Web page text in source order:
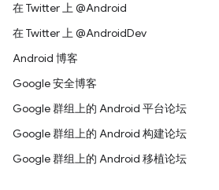
在 Twitter 上 @Android
在 Twitter 上 @AndroidDev
Android 博客
Google 安全博客
Google 群组上的 Android 平台论坛
Google 群组上的 Android 构建论坛
Google 群组上的 Android 移植论坛